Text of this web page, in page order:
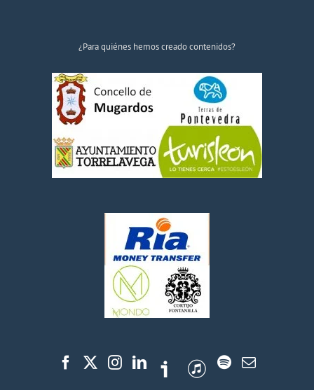
¿Para quiénes hemos creado contenidos?